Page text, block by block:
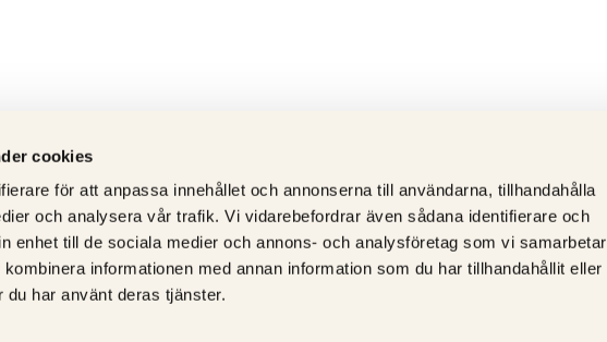
cookies
för att anpassa innehållet och annonserna till användarna, tillhandahålla
och analysera vår trafik. Vi vidarebefordrar även sådana identifierare och
enhet till de sociala medier och annons- och analysföretag som vi samarbetar
informationen med annan information som du har tillhandahållit eller
har använt deras tjänster.